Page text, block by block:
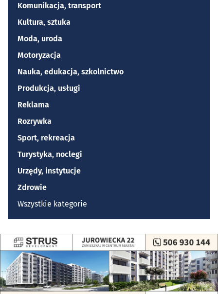
Komunikacja, transport
Kultura, sztuka
Moda, uroda
Motoryzacja
Nauka, edukacja, szkolnictwo
Produkcja, usługi
Reklama
Rozrywka
Sport, rekreacja
Turystyka, noclegi
Urzędy, instytucje
Zdrowie
Wszystkie kategorie